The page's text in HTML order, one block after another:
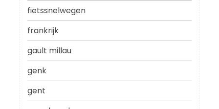
fietssnelwegen
frankrijk
gault millau
genk
gent